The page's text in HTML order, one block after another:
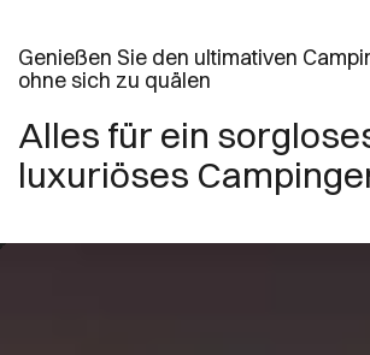
Genießen Sie den ultimativen
ohne sich zu quälen
Alles für ein
luxuriöses